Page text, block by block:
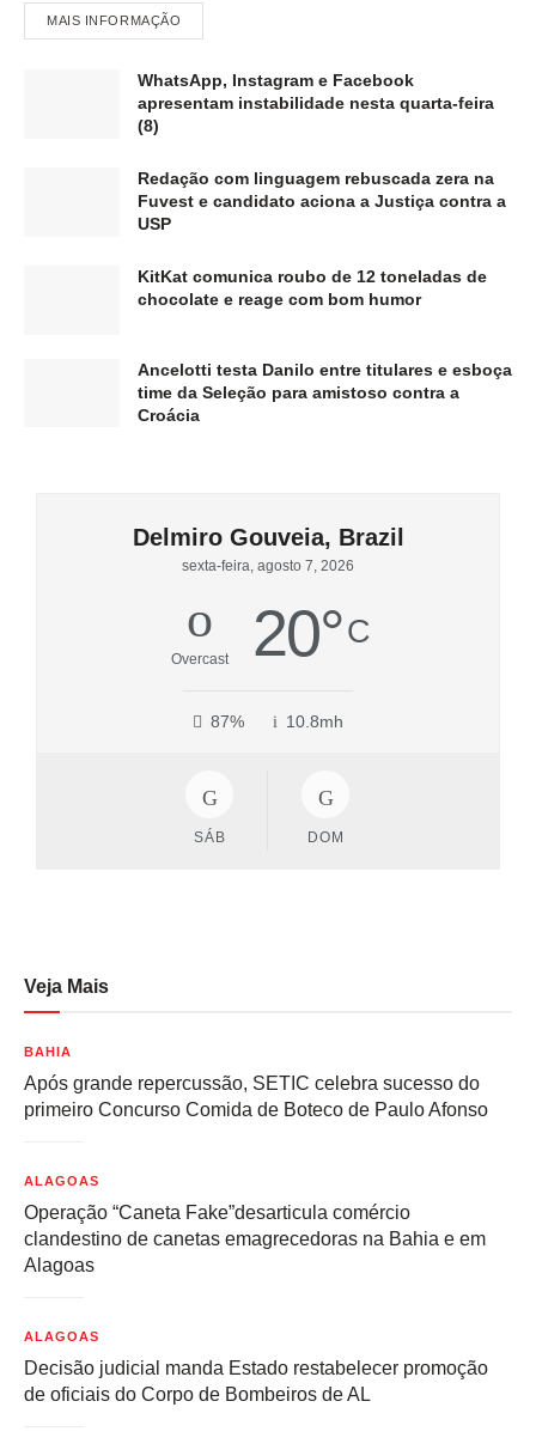
MAIS INFORMAÇÃO
WhatsApp, Instagram e Facebook
apresentam instabilidade nesta quarta-feira
(8)
Redação com linguagem rebuscada zera na
Fuvest e candidato aciona a Justiça contra a
USP
KitKat comunica roubo de 12 toneladas de
chocolate e reage com bom humor
Ancelotti testa Danilo entre titulares e esboça
time da Seleção para amistoso contra a
Croácia
Delmiro Gouveia, Brazil
sexta-feira, agosto 7, 2026
Overcast 20°C
87% 10.8mh
SÁB DOM
Veja Mais
BAHIA
Após grande repercussão, SETIC celebra sucesso do
primeiro Concurso Comida de Boteco de Paulo Afonso
ALAGOAS
Operação “Caneta Fake”desarticula comércio
clandestino de canetas emagrecedoras na Bahia e em
Alagoas
ALAGOAS
Decisão judicial manda Estado restabelecer promoção
de oficiais do Corpo de Bombeiros de AL